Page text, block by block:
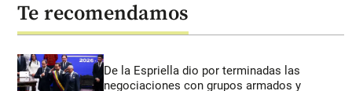
Te recomendamos
De la Espriella dio por terminadas las
negociaciones con grupos armados y